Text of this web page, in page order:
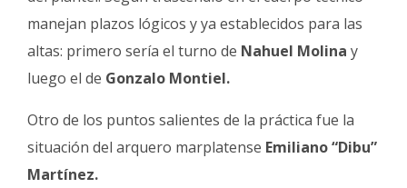
manejan plazos lógicos y ya establecidos para las
altas: primero sería el turno de Nahuel Molina y
luego el de Gonzalo Montiel.
Otro de los puntos salientes de la práctica fue la
situación del arquero marplatense Emiliano “Dibu”
Martínez.